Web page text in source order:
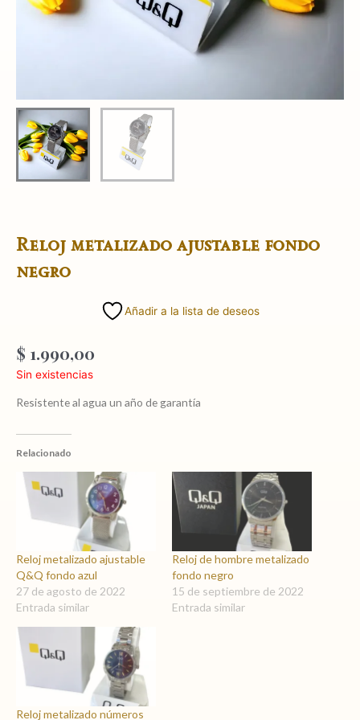
Reloj metalizado ajustable fondo
negro
Añadir a la lista de deseos
$ 1.990,00
Sin existencias
Resistente al agua un año de garantía
Relacionado
Reloj metalizado ajustable
Q&Q fondo azul
27 de agosto de 2022
Entrada similar
Reloj de hombre metalizado
fondo negro
15 de septiembre de 2022
Entrada similar
Reloj metalizado números